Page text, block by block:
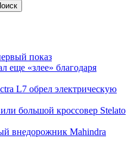
показ
еще «злее» благодаря
L7 обрел электрическую
большой кроссовер Stelato
внедорожник Mahindra